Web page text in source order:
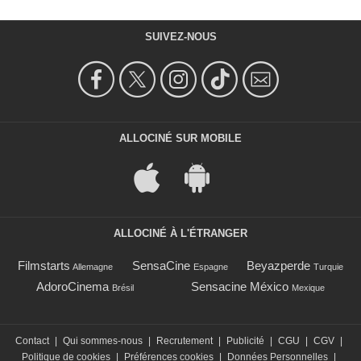
SUIVEZ-NOUS
ALLOCINÉ SUR MOBILE
ALLOCINÉ À L'ÉTRANGER
Filmstarts Allemagne SensaCine Espagne Beyazperde Turquie
AdoroCinema Brésil Sensacine México Mexique
Contact | Qui sommes-nous | Recrutement | Publicité | CGU | CGV |
Politique de cookies | Préférences cookies | Données Personnelles |